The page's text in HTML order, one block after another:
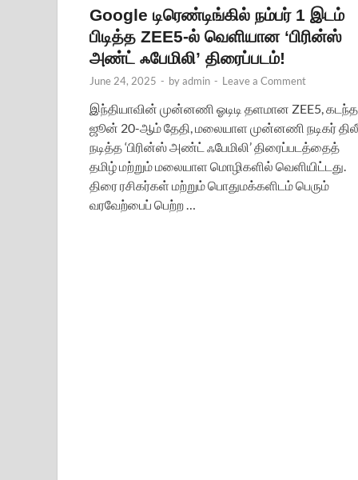
Google டிரெண்டிங்கில் நம்பர் 1 இடம்
பிடித்த ZEE5-ல் வெளியான ‘பிரின்ஸ்
அண்ட் ஃபேமிலி’ திரைப்படம்!
June 24, 2025 - byadmin - Leave a Comment
இந்தியாவின் முன்னணி ஓடிடி தளமான ZEE5, கடந்த
ஜூன் 20-ஆம் தேதி, மலையாள முன்னணி நடிகர்
நடித்த ‘பிரின்ஸ் அண்ட் ஃபேமிலி’ திரைப்படத்தைத்
தமிழ் மற்றும் மலையாள மொழிகளில் வெளியிட்டது.
திரை ரசிகர்கள் மற்றும் பொதுமக்களிடம் பெரும்
வரவேற்பைப் பெற்ற …